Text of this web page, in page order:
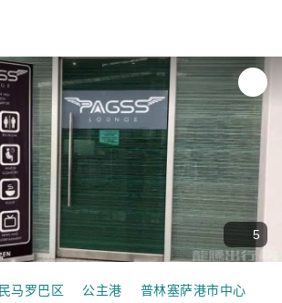
5
民马罗巴区 公主港 普林塞萨港市中心